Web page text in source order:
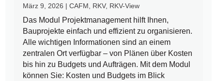
März 9, 2026 |CAFM RKV, RKV-View
Das Modul Projektmanagement hilft Ihnen,
Bauprojekte einfach und effizient zu organisieren.
Alle wichtigen Informationen sind an einem
zentralen Ort verfügbar – von Plänen über Kosten
bis hin zu Budgets und Aufträgen. Mit dem Modul
können Sie: Kosten und Budgets im Blick